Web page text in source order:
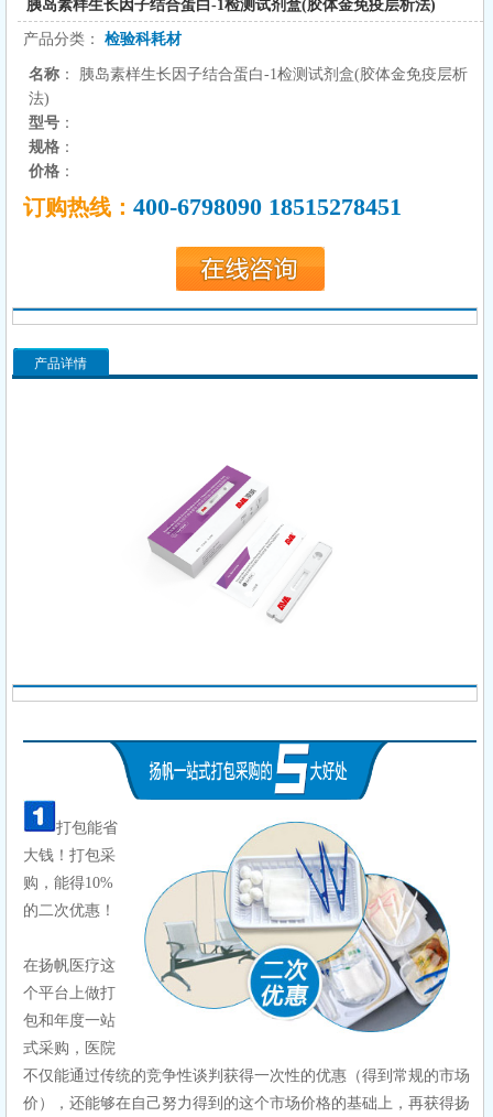
胰岛素样生长因子结合蛋白-1检测试剂盒(胶体金免疫层析法)
产品分类： 检验科耗材
名称 ： 胰岛素样生长因子结合蛋白-1检测试剂盒(胶体金免疫层析
法)
型号 ：
规格 ：
价格 ：
订购热线： 400-6798090 18515278451
产品详情
打包能省
大钱！打包采
购，能得10%
的二次优惠！
在扬帆医疗这
个平台上做打
包和年度一站
式采购，医院
不仅能通过传统的竞争性谈判获得一次性的优惠（得到常规的市场
价），还能够在自己努力得到的这个市场价格的基础上，再获得扬